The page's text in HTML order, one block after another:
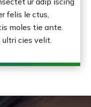
felis le ctus,
moles tie ante.
ultri cies velit.